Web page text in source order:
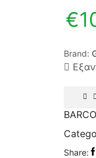
€
Brand:
Share: